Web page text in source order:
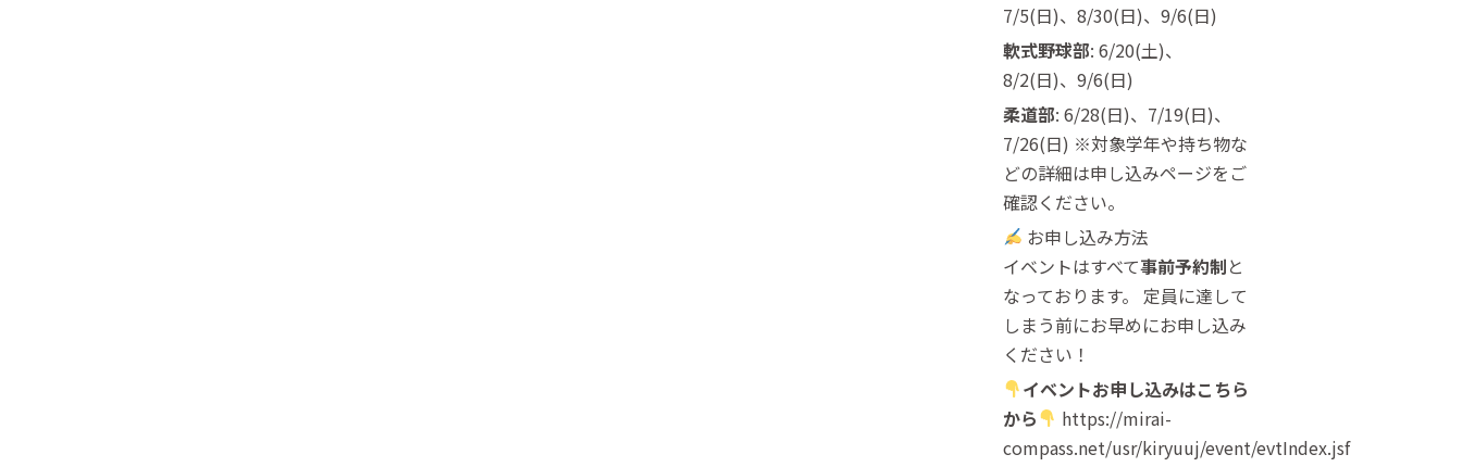
7/5(日)、8/30(日)、9/6(日)
軟式野球部: 6/20(土)、
8/2(日)、9/6(日)
柔道部: 6/28(日)、7/19(日)、
7/26(日) ※対象学年や持ち物な
どの詳細は申し込みページをご
確認ください。
お申し込み方法
イベントはすべて事前予約制と
なっております。 定員に達して
しまう前にお早めにお申し込み
ください！
イベントお申し込みはこちら
から
https://mirai-
compass.net/usr/kiryuuj/event/evtIndex.jsf